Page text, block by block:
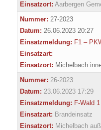
Einsatzort: Aarbergen
Nummer: 27-2023
Datum: 26.06.2023 20:27
Einsatzmeldung: F1 –
Einsatzart:
Einsatzort: Michelbach
Nummer: 26-2023
Datum: 23.06.2023 17:29
Einsatzmeldung: F-Wald
Einsatzart: Brandeinsatz
Einsatzort: Michelbach